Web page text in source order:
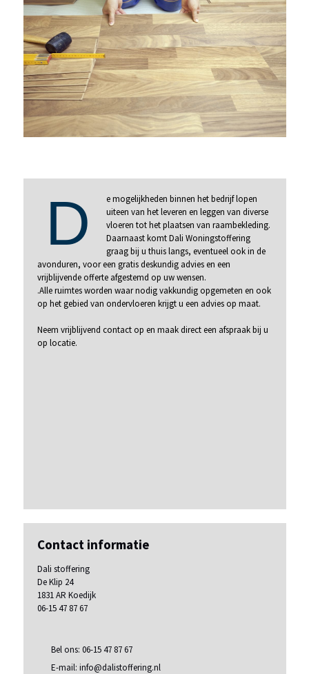
D
e mogelijkheden binnen het bedrijf lopen
uiteen van het leveren en leggen van diverse
vloeren tot het plaatsen van raambekleding.
Daarnaast komt Dali Woningstoffering
graag bij u thuis langs, eventueel ook in de
avonduren, voor een gratis deskundig advies en een
vrijblijvende offerte afgestemd op uw wensen.
.Alle ruimtes worden waar nodig vakkundig opgemeten en ook
op het gebied van ondervloeren krijgt u een advies op maat.
Neem vrijblijvend contact op en maak direct een afspraak bij u
op locatie.
Contact informatie
Dali stoffering
De Klip 24
1831 AR Koedijk
06-15 47 87 67
Bel ons: 06-15 47 87 67
E-mail: info@dalistoffering.nl